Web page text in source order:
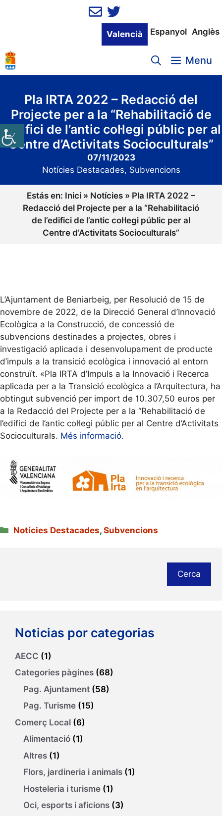
Valencià Espanyol Anglès
Menu
Pla IRTA 2022 – Redacció del
Projecte per a la “Rehabilitació de
l’edifici de l’antic col·legi públic per al
Centre d’Activitats Socioculturals”
07/11/2023
Notícies Destacades, Subvencions
Estás en: Inici » Notícies » Pla IRTA 2022 –
Redacció del Projecte per a la “Rehabilitació
de l’edifici de l’antic col·legi públic per al
Centre d’Activitats Socioculturals”
L’Ajuntament de Beniarbeig, per Resolució de 15 de
novembre de 2022, de la Direcció General d’Innovació
Ecològica a la Construcció, de concessió de
subvencions destinades a projectes, obres i
investigació aplicada i desenvolupament de producte
d’impuls a la transició ecològica i innovació al entorn
construït. «Pla IRTA d’Impuls a la Innovació i Recerca
aplicada per a la Transició ecològica a l’Arquitectura, ha
obtingut subvenció per import de 10.307,50 euros per
a la Redacció del Projecte per a la “Rehabilitació de
l’edifici de l’antic col·legi públic per al Centre d’Activitats
Socioculturals. Més informació.
Categories
Notícies Destacades,Subvencions
Cerca
Noticias por categorias
AECC (1)
Categories pàgines (68)
Pag. Ajuntament (58)
Pag. Turisme (15)
Comerç Local (6)
Alimentació (1)
Altres (1)
Flors, jardineria i animals (1)
Hosteleria i turisme (1)
Oci, esports i aficions (3)